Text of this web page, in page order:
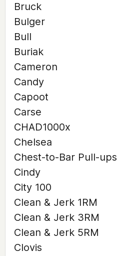
Bruck
Bulger
Bull
Buriak
Cameron
Candy
Capoot
Carse
CHAD1000x
Chelsea
Chest-to-Bar Pull-ups
Cindy
City 100
Clean & Jerk 1RM
Clean & Jerk 3RM
Clean & Jerk 5RM
Clovis